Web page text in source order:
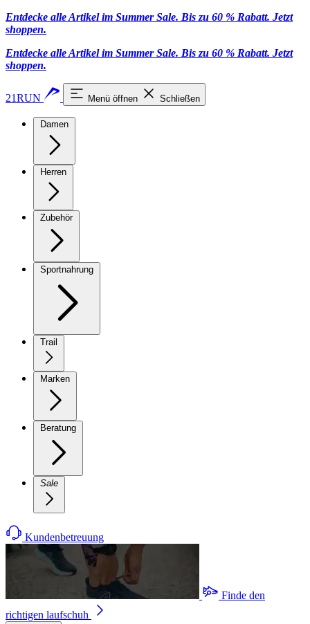
Entdecke alle Artikel im Summer Sale. Bis zu 60 % Rabatt. Jetzt
shoppen.
Entdecke alle Artikel im Summer Sale. Bis zu 60 % Rabatt. Jetzt
shoppen.
21RUN Menü öffnen Schließen
Damen
Herren
Zubehör
Sportnahrung
Trail
Marken
Beratung
Sale
Kundenbetreuung
Finde den
richtigen laufschuh